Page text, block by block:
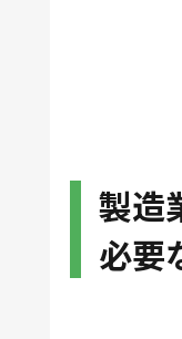
製造
必要